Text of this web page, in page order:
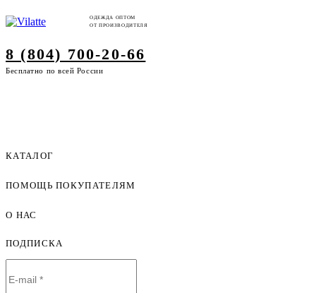
ОДЕЖДА ОПТОМ
ОТ ПРОИЗВОДИТЕЛЯ
8 (804) 700-20-66
Бесплатно по всей России
КАТАЛОГ
Женская одежда оптом
Мужская одежда оптом
ПОМОЩЬ ПОКУПАТЕЛЯМ
Оплата и доставка
Договор-оферта
Условия сотрудничества
О НАС
ПОДПИСКА